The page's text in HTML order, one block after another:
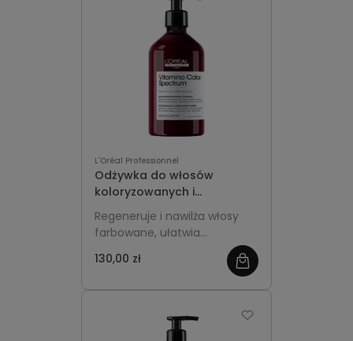
L'Oréal Professionnel
Odżywka do włosów
koloryzowanych i
rozjaśnianych 500ml z
pompką - L'Oréal
Professionnel Vitamino
Color Spectrum
Regeneruje i nawilża włosy
farbowane, ułatwia
rozczesywanie, chroni kolor i
nadaje im zdrowy blask.
130,00 zł